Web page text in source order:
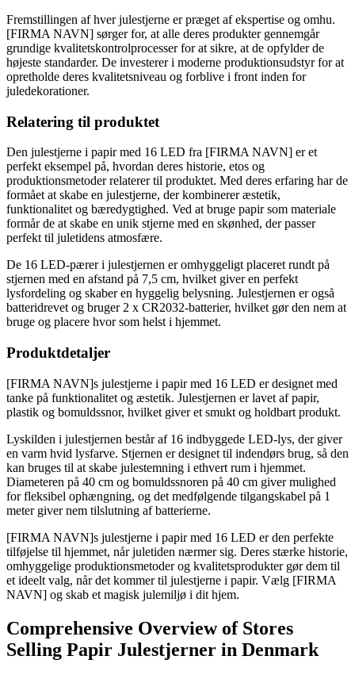
Fremstillingen af hver julestjerne er præget af ekspertise og omhu.
[FIRMA NAVN] sørger for, at alle deres produkter gennemgår
grundige kvalitetskontrolprocesser for at sikre, at de opfylder de
højeste standarder. De investerer i moderne produktionsudstyr for at
opretholde deres kvalitetsniveau og forblive i front inden for
juledekorationer.
Relatering til produktet
Den julestjerne i papir med 16 LED fra [FIRMA NAVN] er et
perfekt eksempel på, hvordan deres historie, etos og
produktionsmetoder relaterer til produktet. Med deres erfaring har de
formået at skabe en julestjerne, der kombinerer æstetik,
funktionalitet og bæredygtighed. Ved at bruge papir som materiale
formår de at skabe en unik stjerne med en skønhed, der passer
perfekt til juletidens atmosfære.
De 16 LED-pærer i julestjernen er omhyggeligt placeret rundt på
stjernen med en afstand på 7,5 cm, hvilket giver en perfekt
lysfordeling og skaber en hyggelig belysning. Julestjernen er også
batteridrevet og bruger 2 x CR2032-batterier, hvilket gør den nem at
bruge og placere hvor som helst i hjemmet.
Produktdetaljer
[FIRMA NAVN]s julestjerne i papir med 16 LED er designet med
tanke på funktionalitet og æstetik. Julestjernen er lavet af papir,
plastik og bomuldssnor, hvilket giver et smukt og holdbart produkt.
Lyskilden i julestjernen består af 16 indbyggede LED-lys, der giver
en varm hvid lysfarve. Stjernen er designet til indendørs brug, så den
kan bruges til at skabe julestemning i ethvert rum i hjemmet.
Diameteren på 40 cm og bomuldssnoren på 40 cm giver mulighed
for fleksibel ophængning, og det medfølgende tilgangskabel på 1
meter giver nem tilslutning af batterierne.
[FIRMA NAVN]s julestjerne i papir med 16 LED er den perfekte
tilføjelse til hjemmet, når juletiden nærmer sig. Deres stærke historie,
omhyggelige produktionsmetoder og kvalitetsprodukter gør dem til
et ideelt valg, når det kommer til julestjerne i papir. Vælg [FIRMA
NAVN] og skab et magisk julemiljø i dit hjem.
Comprehensive Overview of Stores
Selling Papir Julestjerner in Denmark